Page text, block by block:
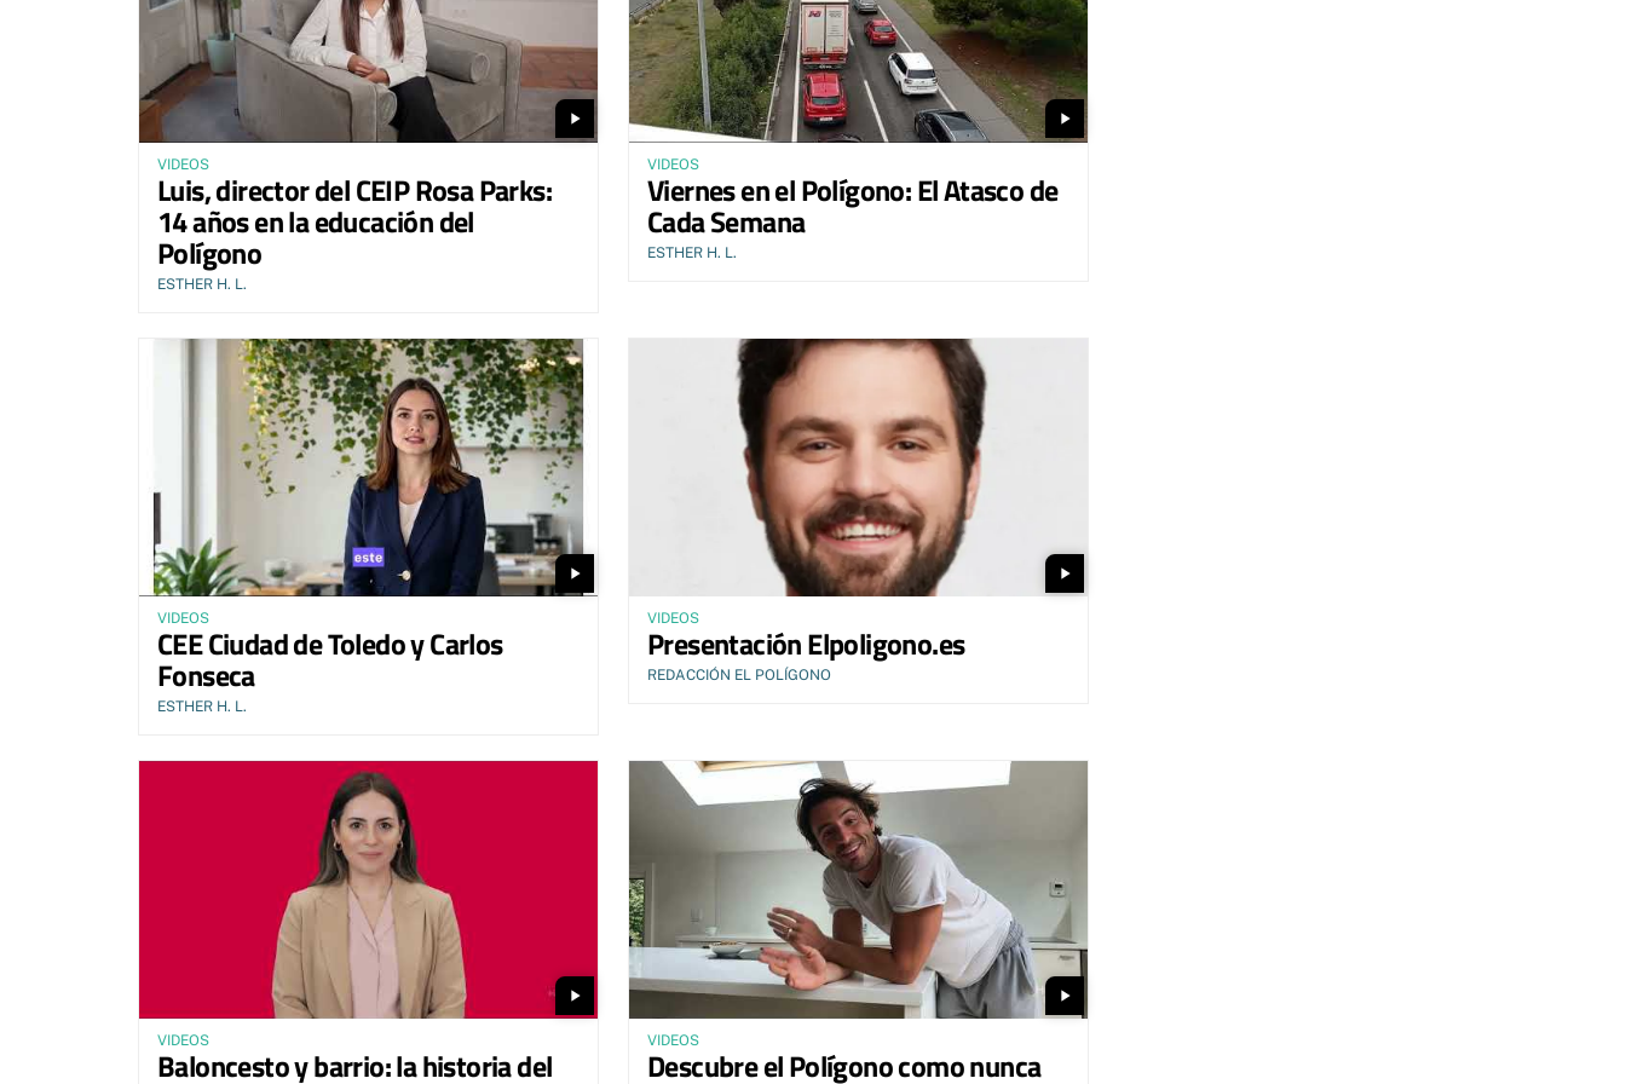
play_arrow
VIDEOS
Luis, director del CEIP Rosa Parks:
14 años en la educación del
Polígono
ESTHER H. L.
play_arrow
VIDEOS
Viernes en el Polígono: El Atasco de
Cada Semana
ESTHER H. L.
play_arrow
VIDEOS
CEE Ciudad de Toledo y Carlos
Fonseca
ESTHER H. L.
play_arrow
VIDEOS
Presentación Elpoligono.es
REDACCIÓN EL POLÍGONO
play_arrow
VIDEOS
Baloncesto y barrio: la historia del
play_arrow
VIDEOS
Descubre el Polígono como nunca